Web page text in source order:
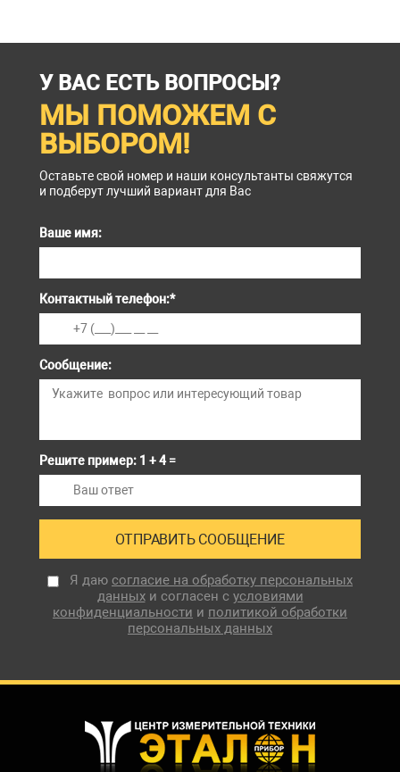
У ВАС ЕСТЬ ВОПРОСЫ?
МЫ ПОМОЖЕМ С
ВЫБОРОМ!
Оставьте свой номер и наши консультанты свяжутся
и подберут лучший вариант для Вас
Ваше имя:
Контактный телефон:*
Сообщение:
Решите пример: 1 + 4 =
Я даю согласие на обработку персональных
данныхи согласен с условиями
конфиденциальности и политикой обработки
персональных данных